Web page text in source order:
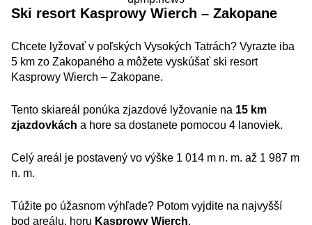
Ski resort Kasprowy Wierch – Zakopane
Chcete lyžovať v poľských Vysokých Tatrách? Vyrazte iba
5 km zo Zakopaného a môžete vyskúšať ski resort
Kasprowy Wierch – Zakopane.
Tento skiareál ponúka zjazdové lyžovanie na 15 km
zjazdovkách a hore sa dostanete pomocou 4 lanoviek.
Celý areál je postavený vo výške 1 014 m n. m. až 1 987 m
n. m.
Túžite po úžasnom výhľade? Potom vyjdite na najvyšší
bod areálu, horu Kasprowy Wierch.